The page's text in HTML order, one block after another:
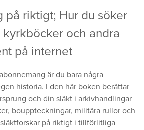
på riktigt; Hur du söker
och andra
på internet
är du bara några
historia. I den här boken berättar
och din släkt i arkivhandlingar
bouppteckningar, militära rullor och
på riktigt i tillförlitliga